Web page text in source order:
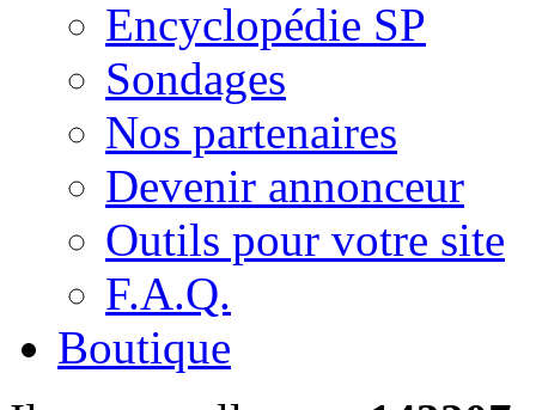
Encyclopédie SP
Sondages
Nos partenaires
Devenir annonceur
Outils pour votre site
F.A.Q.
Boutique